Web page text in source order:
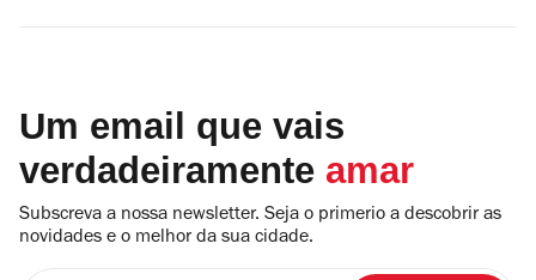
Um email que vais
verdadeiramente amar
Subscreva a nossa newsletter. Seja o primerio a descobrir as
novidades e o melhor da sua cidade.